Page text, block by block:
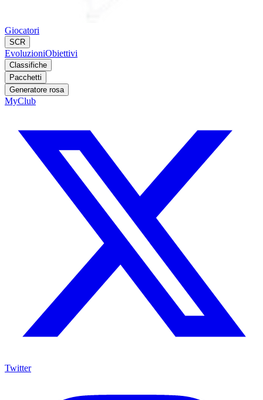
Giocatori
SCR
EvoluzioniObiettivi
Classifiche
Pacchetti
Generatore rosa
MyClub
Twitter